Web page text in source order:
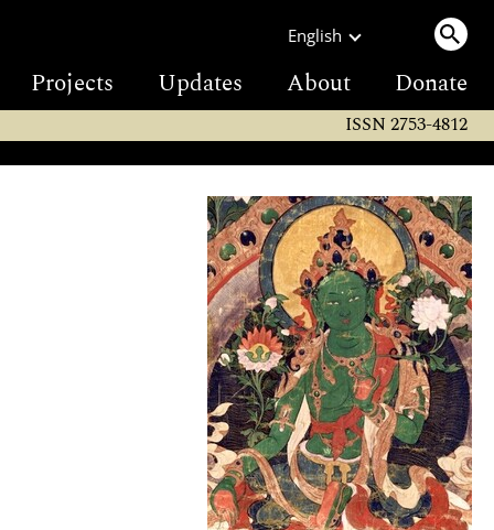
English
Projects Updates About Donate
ISSN 2753-4812